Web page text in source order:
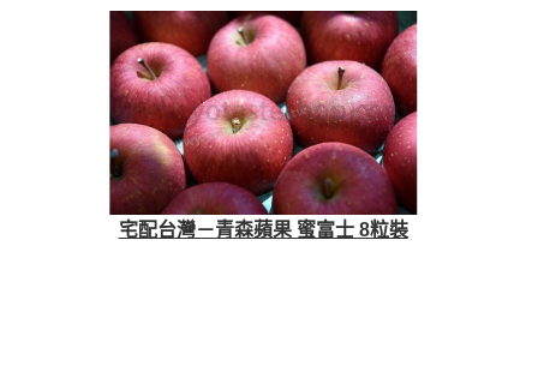
宅配台灣－青森蘋果 蜜富士 8粒裝